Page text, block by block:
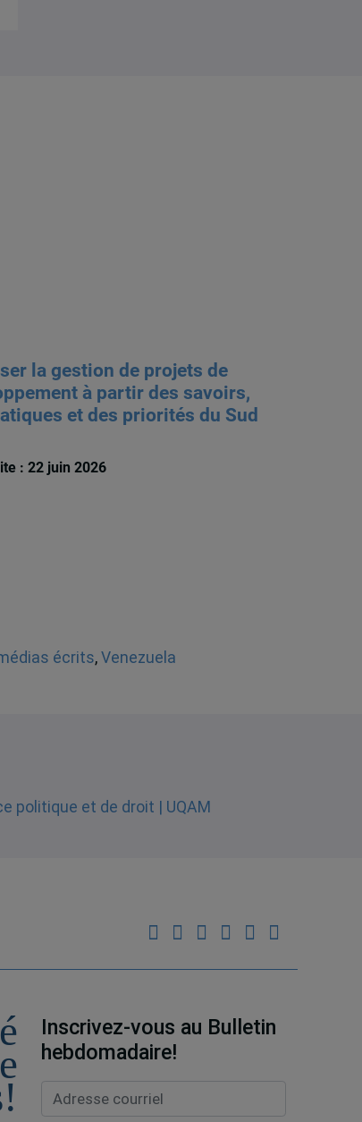
la gestion de projets de
à partir des savoirs,
et des priorités du Sud
: 22 juin 2026
écrits, Venezuela
Inscrivez-vous au Bulletin
hebdomadaire!